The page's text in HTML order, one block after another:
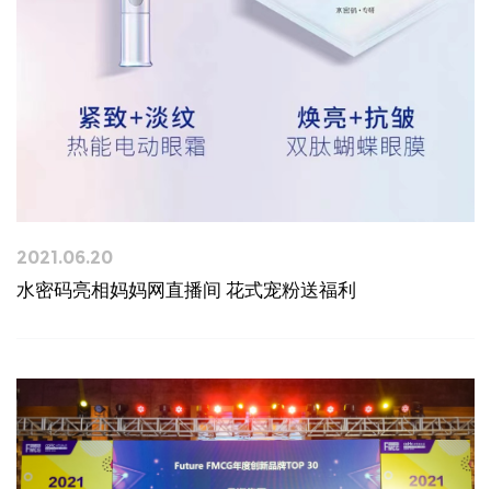
2021.06.20
水密码亮相妈妈网直播间 花式宠粉送福利